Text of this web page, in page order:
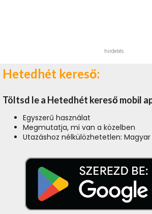
hirdetés
Hetedhét kereső:
Töltsd le a Hetedhét kereső mobil
Egyszerű használat
Megmutatja, mi van a közelben
Utazáshoz nélkülözhetetlen: